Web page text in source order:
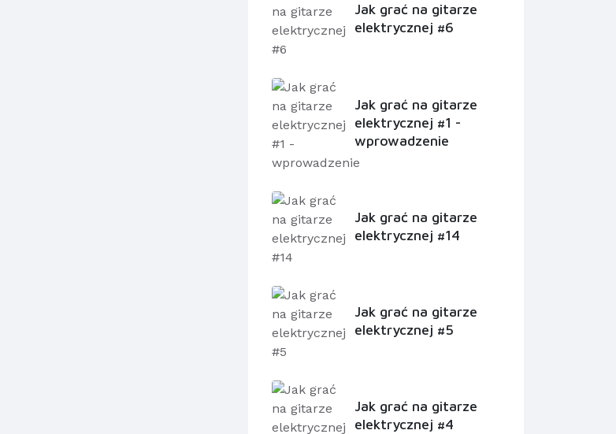
Jak grać na gitarze
elektrycznej #6
Jak grać na gitarze
elektrycznej #1 -
wprowadzenie
Jak grać na gitarze
elektrycznej #14
Jak grać na gitarze
elektrycznej #5
Jak grać na gitarze
elektrycznej #4